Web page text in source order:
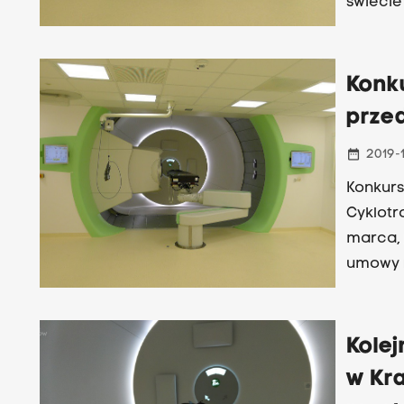
date_range 2019-
marca,
umowy
w